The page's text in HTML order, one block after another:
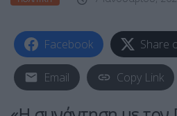
Facebook Share
Email Copy Link